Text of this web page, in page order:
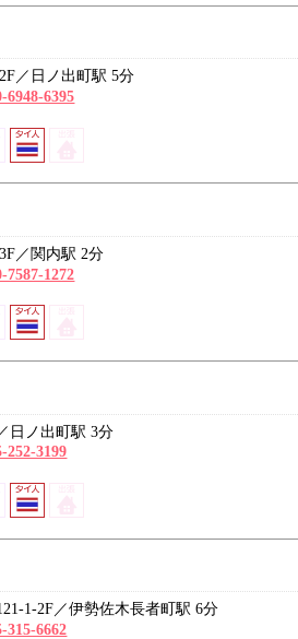
／ 日ノ出町駅 5分
6948-6395
／関内駅 2分
7587-1272
日ノ出町駅 3分
252-3199
1-2F／伊勢佐木長者町駅 6分
315-6662